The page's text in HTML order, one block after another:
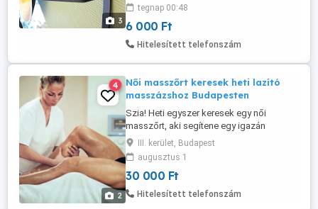
3
elre fizetés után mpl csomagautomatába
tegnap 00:48
6 000 Ft
Hitelesített telefonszám
2
4
Női masszőrt keresek heti lazító
masszázshoz Budapesten
Szia! Heti egyszer keresek egy női
masszőrt, aki segítene egy igazán
kellemes, mély relaxációs masszázzsal.
Budapesten vagyok, fontos, hogy kedves
és megbízható legyél, és hogy jól érezzük
magunkat a masszázs alatt. Kb. 90-120
perces alkalmakra gondoltam, az
III. kerület, Budapest
augusztus 1
30 000 Ft
Hitelesített telefonszám